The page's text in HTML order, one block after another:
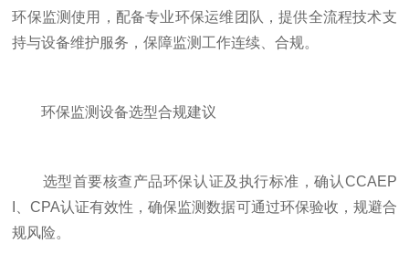
环保监测使用，配备专业环保运维团队，提供全流程技术支
持与设备维护服务，保障监测工作连续、合规。
环保监测设备选型合规建议
选型首要核查产品环保认证及执行标准，确认CCAEP
I、CPA认证有效性，确保监测数据可通过环保验收，规避合
规风险。